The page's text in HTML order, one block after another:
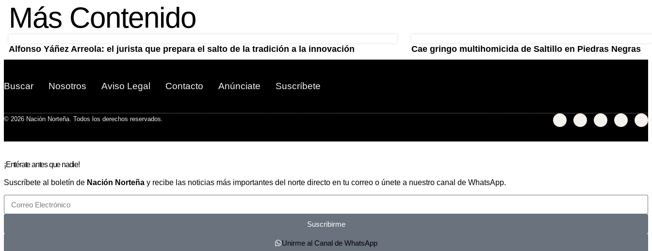
Más Contenido
Alfonso Yáñez Arreola: el jurista que prepara el salto de la tradición a la innovación Cae gringo multihomicida de Saltillo en Piedras Negras
Buscar Nosotros Aviso Legal Contacto Anúnciate Suscríbete
© 2026 Nación Norteña. Todos los derechos reservados.
¡Entérate antes que nadie!
Suscríbete al boletín de Nación Norteña y recibe las noticias más importantes del norte directo en tu correo o únete a nuestro canal de WhatsApp.
Suscribirme
Unirme al Canal de WhatsApp